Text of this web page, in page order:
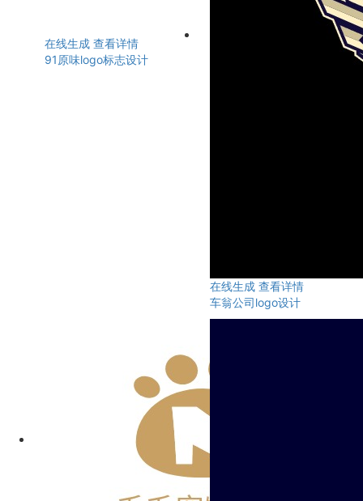
在线生成 查看详情
91原味logo标志设计
在线生成 查看详情
车翁公司logo设计